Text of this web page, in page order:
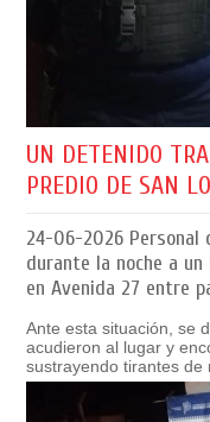
UN DETENIDO
PREDIO DE SAN
24-06-2026 Personal
durante la noche a un
en Avenida 27 entre
Ante esta situación, se
acudieron al lugar y
sustrayendo tirantes de